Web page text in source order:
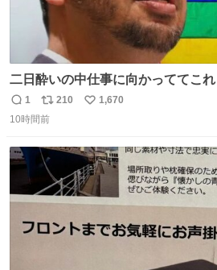
二日酔いの中仕事に向かっててこれ
返
信
1
リ
ポ
ト
数
210
い
数
1,670
10時間前